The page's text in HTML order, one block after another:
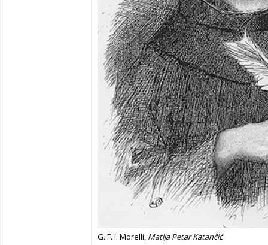
G. F. I. Morelli, Matija Petar Katančić